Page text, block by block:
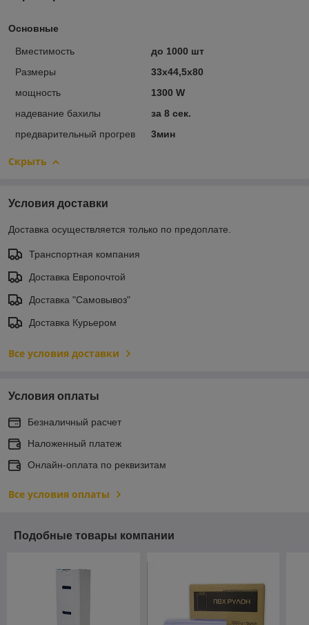
Основные
Вместимость
до 1000 шт
Размеры
33х44,5х80
мощность
1300 W
надевание бахилы
за 8 сек.
предварительный прогрев
3мин
Скрыть
Условия доставки
Доставка осуществляется только по предоплате.
Транспортная компания
Доставка Европочтой
Доставка "Самовывоз"
Доставка Курьером
Все условия доставки
Условия оплаты
Безналичный расчет
Наложенный платеж
Онлайн-оплата по реквизитам
Все условия оплаты
Подобные товары компании